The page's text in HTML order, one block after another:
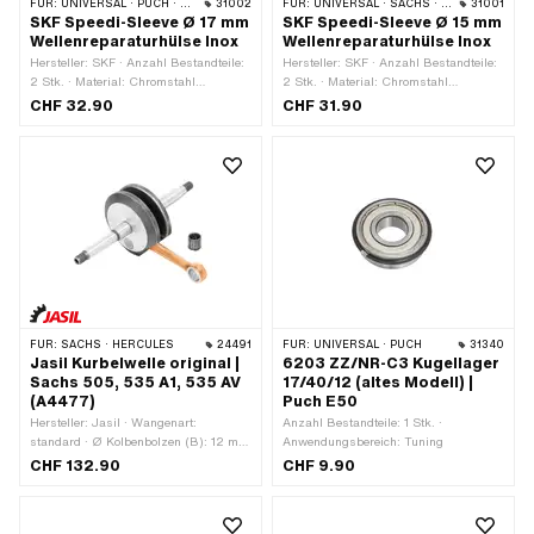
FÜR: UNIVERSAL · PUCH · SACHS · PONY / CILO (BETA 521 & 512) · TOMOS 31002
SKF Speedi-Sleeve Ø 17 mm
Wellenreparaturhülse Inox
Hersteller: SKF · Anzahl Bestandteile:
2 Stk. · Material: Chromstahl
(umgangssprachlich bekannt als
CHF 32.90
FÜR: UNIVERSAL · SACHS · PONY / CILO (BETA 521 & 512) · PIAGGIO 31001
SKF Speedi-Sleeve Ø 15 mm
Wellenreparaturhülse Inox
Hersteller: SKF · Anzahl Bestandteile:
2 Stk. · Material: Chromstahl
(umgangssprachlich bekannt als
CHF 31.90
FÜR: SACHS · HERCULES 24491
Jasil Kurbelwelle original |
Sachs 505, 535 A1, 535 AV
(A4477)
Hersteller: Jasil · Wangenart:
standard · Ø Kolbenbolzen (B): 12 mm
· Gesamtlänge Kurbelzapfen
Lagersitz (kupplungsseitig): 15 mm ·
CHF 132.90
FÜR: UNIVERSAL · PUCH 31340
6203 ZZ/NR-C3 Kugellager
17/40/12 (altes Modell) |
Puch E50
Anzahl Bestandteile: 1 Stk. ·
Anwendungsbereich: Tuning
CHF 9.90